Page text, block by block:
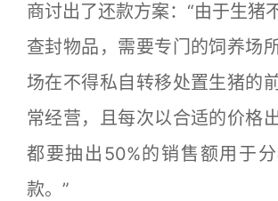
商讨出了还款方案：“由于生猪
查封物品，需要专门的饲养场
场在不得私自转移处置生猪的
常经营，且每次以合适的价格
都要抽出50%的销售额用于
款。”